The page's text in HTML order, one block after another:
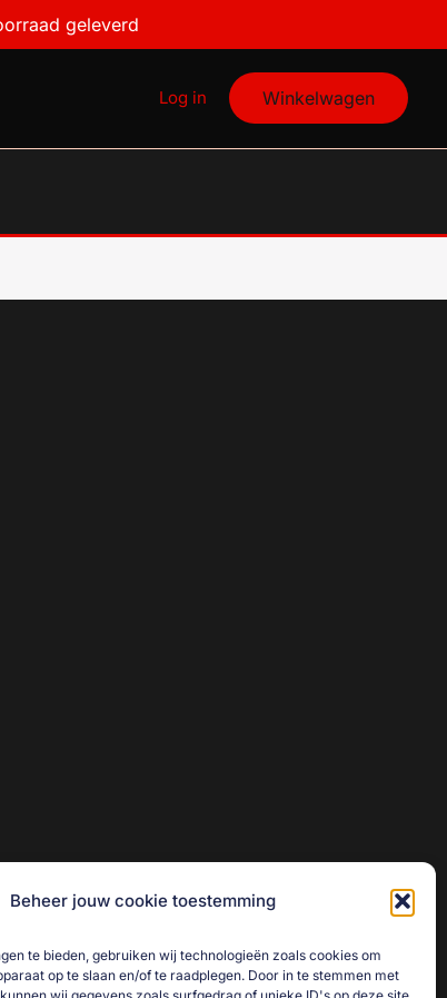
geleverd
Beheer jouw cookie toestemming
te bieden, gebruiken wij technologieën zoals cookies om
op te slaan en/of te raadplegen. Door in te stemmen met
Log in Winkelwagen